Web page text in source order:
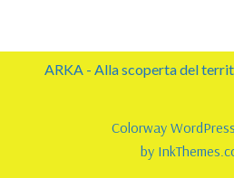
ARKA - Alla scoperta del
Colorway
by